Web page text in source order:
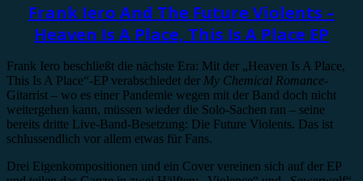
Frank Iero And The Future Violents –
Heaven Is A Place, This Is A Place EP
Frank Iero beschließt die nächste Era: Mit der „Heaven Is A Place,
This Is A Place“-EP verabschiedet der My Chemical Romance-
Gitarrist – wo es einer Pandemie wegen mit der Band doch nicht
weitergehen kann, müssen wieder die Solo-Sachen ran – seine
bereits dritte Live-Band-Besetzung: Die Future Violents. Das ist
schlussendlich vor allem etwas für Fans.
Drei Eigenkompositionen und ein Cover vereinen sich auf der EP